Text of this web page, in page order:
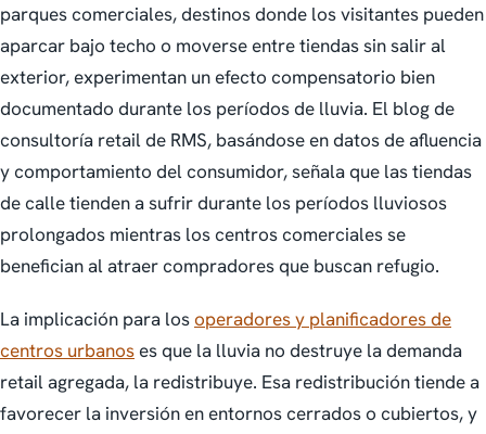
parques comerciales, destinos donde los visitantes pueden
aparcar bajo techo o moverse entre tiendas sin salir al
exterior, experimentan un efecto compensatorio bien
documentado durante los períodos de lluvia. El blog de
consultoría retail de RMS, basándose en datos de afluencia
y comportamiento del consumidor, señala que las tiendas
de calle tienden a sufrir durante los períodos lluviosos
prolongados mientras los centros comerciales se
benefician al atraer compradores que buscan refugio.
La implicación para losoperadores y planificadores de
centros urbanoses que la lluvia no destruye la demanda
retail agregada, la redistribuye. Esa redistribución tiende a
favorecer la inversión en entornos cerrados o cubiertos, y